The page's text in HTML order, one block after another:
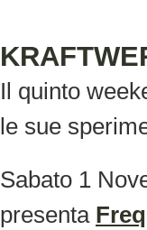
Il quinto
le sue
Sabato 1
presenta